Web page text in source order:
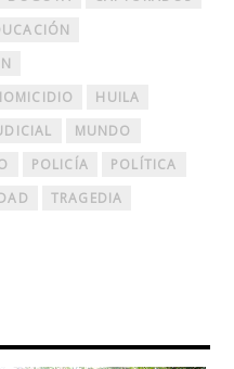
HUILA
MUNDO
POLICÍA
POLÍTICA
TRAGEDIA